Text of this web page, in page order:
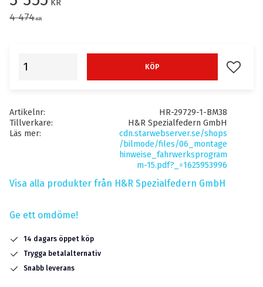
KR
Ordinarie pris:
4 474KR
KÖP Lägg
Artikelnr
HR-29729-1-BM38
Tillverkare
H&R Spezialfedern GmbH
Läs mer
cdn.starwebserver.se/shops
/bilmode/files/06_montage
hinweise_fahrwerksprogram
m-15.pdf?_=1625953996
Visa alla produkter från H&R Spezialfedern GmbH
Ge ett omdöme!
14 dagars öppet köp
Trygga betalalternativ
Snabb leverans